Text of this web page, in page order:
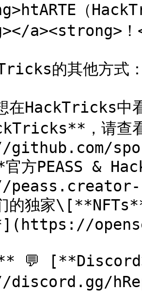
（
a><strong>！
的其他方式
在HackTricks中
，请
方PEASS &
的独家
💬